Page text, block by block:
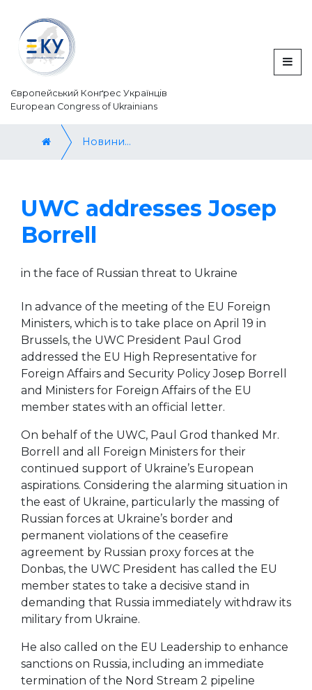
Європейський Конґрес Українців
European Congress of Ukrainians
Новини / News
UWC аddresses Josep
Borrell
in the face of Russian threat to Ukraine
In advance of the meeting of the EU Foreign
Ministers, which is to take place on April 19 in
Brussels, the UWC President Paul Grod
addressed the EU High Representative for
Foreign Affairs and Security Policy Josep Borrell
and Ministers for Foreign Affairs of the EU
member states with an official letter.
On behalf of the UWC, Paul Grod thanked Mr.
Borrell and all Foreign Ministers for their
continued support of Ukraine’s European
aspirations. Considering the alarming situation in
the east of Ukraine, particularly the massing of
Russian forces at Ukraine’s border and
permanent violations of the ceasefire
agreement by Russian proxy forces at the
Donbas, the UWC President has called the EU
member states to take a decisive stand in
demanding that Russia immediately withdraw its
military from Ukraine.
He also called on the EU Leadership to enhance
sanctions on Russia, including an immediate
termination of the Nord Stream 2 pipeline